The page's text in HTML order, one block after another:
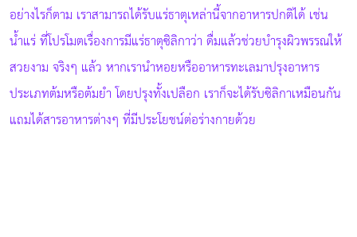
อย่างไรก็ตาม เราสามารถได้รับแร่ธาตุเหล่านี้จากอาหารปกติได้ เช่น
น้ำแร่ ที่โปรโมตเรื่องการมีแร่ธาตุซิลิกาว่า ดื่มแล้วช่วยบำรุงผิวพรรณให้
สวยงาม จริงๆ แล้ว หากเรานำหอยหรืออาหารทะเลมาปรุงอาหาร
ประเภทต้มหรือต้มยำ โดยปรุงทั้งเปลือก เราก็จะได้รับซิลิกาเหมือนกัน
แถมได้สารอาหารต่างๆ ที่มีประโยชน์ต่อร่างกายด้วย